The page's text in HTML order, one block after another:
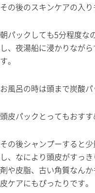
その後のスキンケアの入り
朝パックしても5分程度な
し、夜湯船に浸かりなが
す。
お風呂の時は頭まで炭酸パ
頭皮パックとってもおすす
その後シャンプーすると
し、なにより頭皮がすっ
剤や皮脂、古い角質なん
皮ケアにもぴったりです。